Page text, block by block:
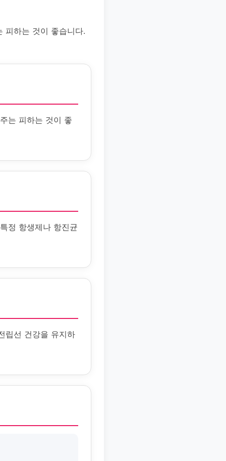
피하는 것이 좋습니다.
는 피하는 것이 좋
정 항생제나 항진균
립선 건강을 유지하